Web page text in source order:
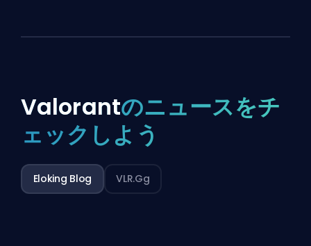
Valorantのニュースをチ
ェックしよう
Eloking Blog VLR.gg